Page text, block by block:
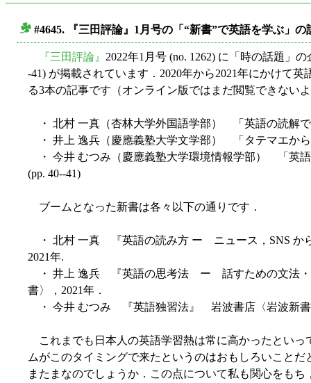
#4645. 『三田評論』1月号の「“新書”で英語を学ぶ」の
『三田評論』 2022年1月号 (no. 1262) に「時の話題」
-41) が掲載されています．2020年から2021年にかけて
る3本の記事です（オンライン版ではまだ閲覧できない
・ 北村 一真（杏林大学外国語学部） 「英語の読解で
・ 井上 逸兵（慶應義塾大学文学部） 「タテマエから
・ 今井 むつみ（慶應義塾大学環境情報学部） 「英語
(pp. 40--41)
ブームとなった新書は各々以下の通りです．
・ 北村 一真 『英語の読み方 ー ニュース，SNS か
2021年.
・ 井上 逸兵 『英語の思考法 ー 話すための文法・
書〉，2021年．
・ 今井 むつみ 『英語独習法』 岩波書店〈岩波新書
これまでも日本人の英語学習熱は常に高かったといっ
ムがこのタイミングで来たというのはおもしろいこと
またまなのでしょうか．この点について私も関心をも